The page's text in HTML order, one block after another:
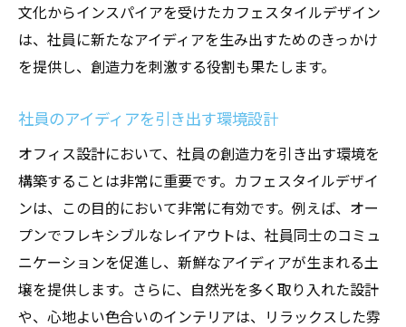
文化からインスパイアを受けたカフェスタイルデザイン
は、社員に新たなアイディアを生み出すためのきっかけ
を提供し、創造力を刺激する役割も果たします。
社員のアイディアを引き出す環境設計
オフィス設計において、社員の創造力を引き出す環境を
構築することは非常に重要です。カフェスタイルデザイ
ンは、この目的において非常に有効です。例えば、オー
プンでフレキシブルなレイアウトは、社員同士のコミュ
ニケーションを促進し、新鮮なアイディアが生まれる土
壌を提供します。さらに、自然光を多く取り入れた設計
や、心地よい色合いのインテリアは、リラックスした雰